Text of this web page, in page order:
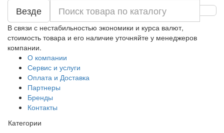
Везде
В связи с нестабильностью экономики и курса валют,
стоимость товара и его наличие уточняйте у менеджеров
компании.
О компании
Сервис и услуги
Оплата и Доставка
Партнеры
Бренды
Контакты
Категории